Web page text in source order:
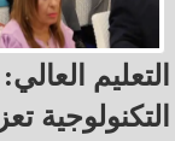
التعليم
التكنولوجية